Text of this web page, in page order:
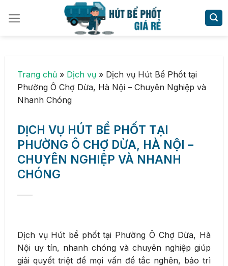
Trang chủ » Dịch vụ » Dịch vụ Hút Bể Phốt tại
Phường Ô Chợ Dừa, Hà Nội – Chuyên Nghiệp và
Nhanh Chóng
DỊCH VỤ HÚT BỂ PHỐT TẠI
PHƯỜNG Ô CHỢ DỪA, HÀ NỘI –
CHUYÊN NGHIỆP VÀ NHANH
CHÓNG
Dịch vụ Hút bể phốt tại Phường Ô Chợ Dừa, Hà
Nội uy tín, nhanh chóng và chuyên nghiệp giúp
giải quyết triệt để mọi vấn đề tắc nghẽn, bảo trì